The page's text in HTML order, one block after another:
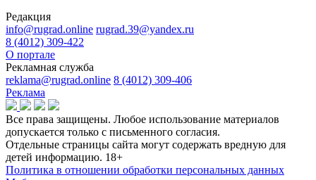
Редакция
info@rugrad.online rugrad.39@yandex.ru
8 (4012) 309-422
О портале
Рекламная служба
reklama@rugrad.online 8 (4012) 309-406
Реклама
Все права защищены. Любое использование материалов
допускается только с письменного согласия.
Отдельные страницы сайта могут содержать вредную для
детей информацию. 18+
Политика в отношении обработки персональных данных